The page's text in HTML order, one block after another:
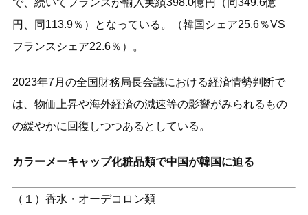
円、同113.9％）となっている。（韓国シェア25.6％VS
フランスシェア22.6％）。
2023年7月の全国財務局長会議における経済情勢判断で
は、物価上昇や海外経済の減速等の影響がみられるもの
の緩やかに回復しつつあるとしている。
カラーメーキャップ化粧品類で中国が韓国に迫る
（１）香水・オーデコロン類